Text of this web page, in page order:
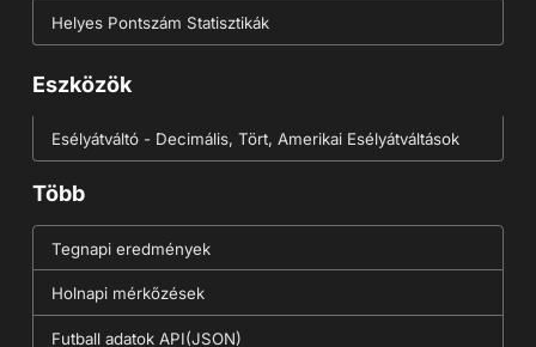
Helyes Pontszám Statisztikák
Eszközök
Esélyátváltó - Decimális, Tört, Amerikai Esélyátváltások
Több
Tegnapi eredmények
Holnapi mérkőzések
Futball adatok API(JSON)